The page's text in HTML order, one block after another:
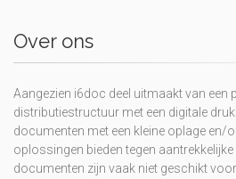
Over ons
Aangezien i6doc deel uitmaakt van een
distributiestructuur met een digitale
documenten met een kleine oplage en/
oplossingen bieden tegen
documenten zijn vaak niet geschikt